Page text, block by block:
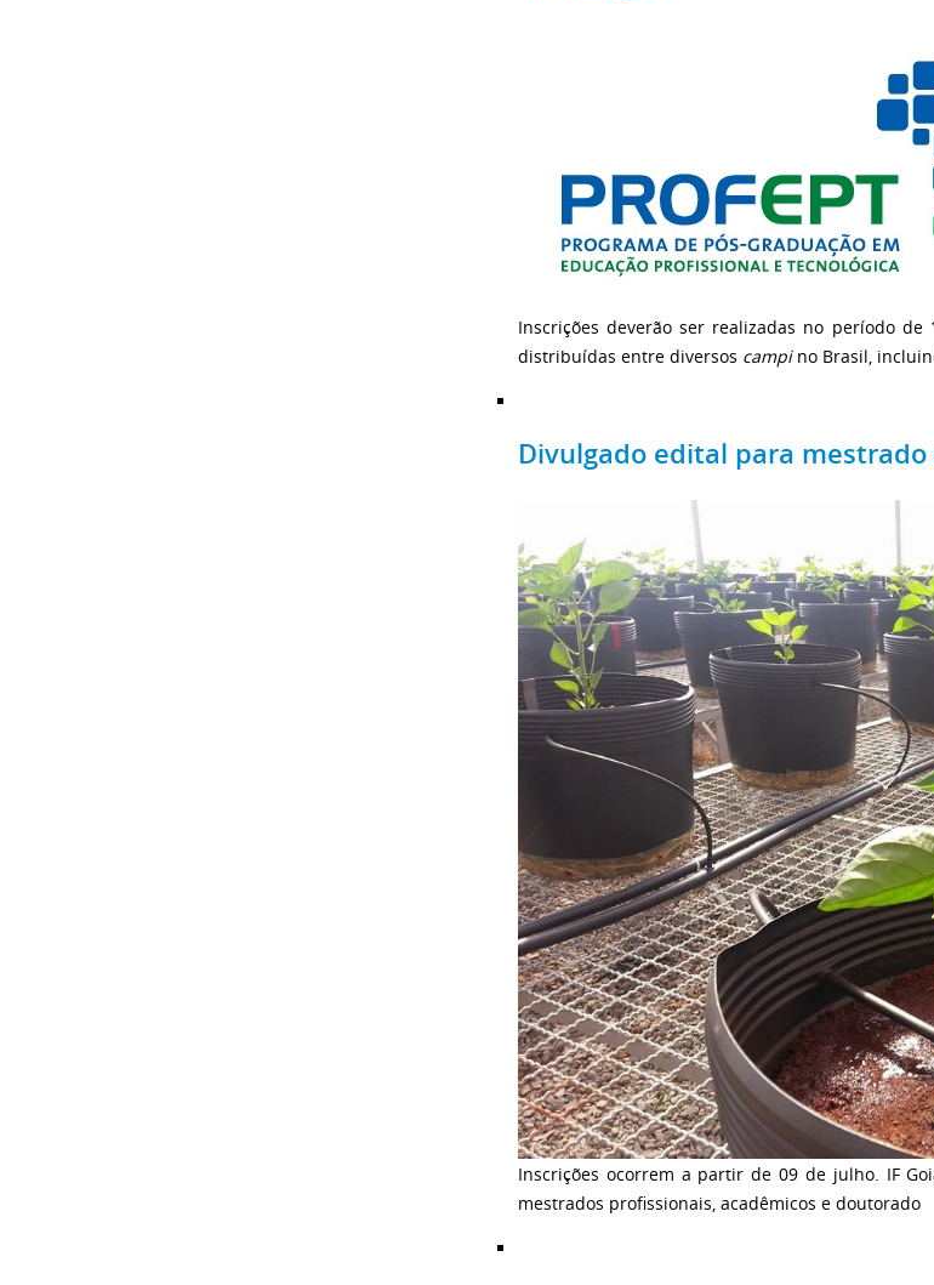
Inscrições deverão ser realizadas no período de
distribuídas entre diversos campino Brasil,
Divulgado edital para
Inscrições ocorrem a partir de 09 de julho. IF
mestrados profissionais, acadêmicos e doutorado